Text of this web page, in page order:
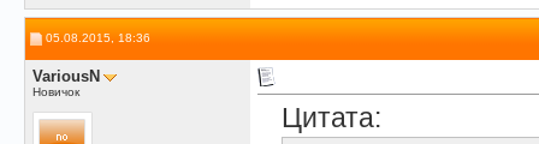
05.08.2015, 18:36
VariousN
Новичок
Цитата: